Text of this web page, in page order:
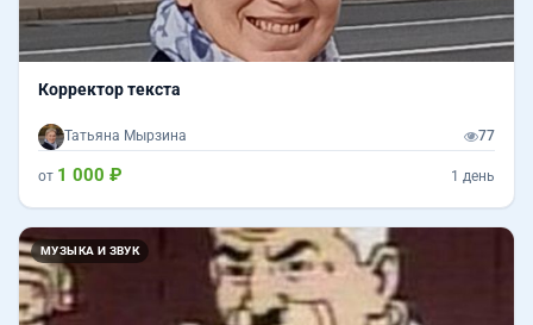
Корректор текста
Татьяна Мырзина 77
от 1 000 ₽ 1 день
МУЗЫКА И ЗВУК